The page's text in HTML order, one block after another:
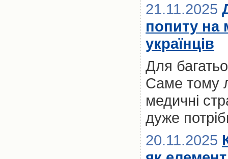
21.11.2025
попиту на
українців
Для
Саме тому
медичні
дуже
20.11.2025